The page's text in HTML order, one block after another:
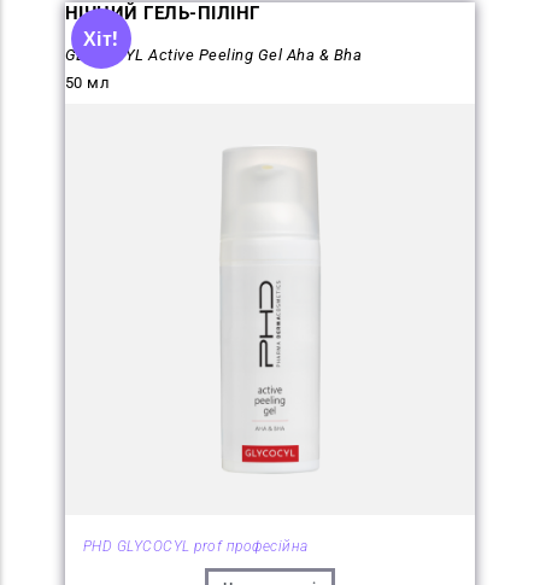
Хіт!
НІЧНИЙ ГЕЛЬ-ПІЛІНГ
GLYCOCYL Active Peeling Gel Aha & Bha
50 мл
PHD GLYCOCYL prof професійна